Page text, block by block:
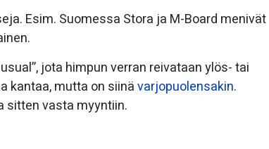
Esim. Suomessa Stora ja M-Board menivät
jota himpun verran reivataan ylös- tai
kantaa, mutta on siinävarjopuolensakin.
sitten vasta myyntiin.